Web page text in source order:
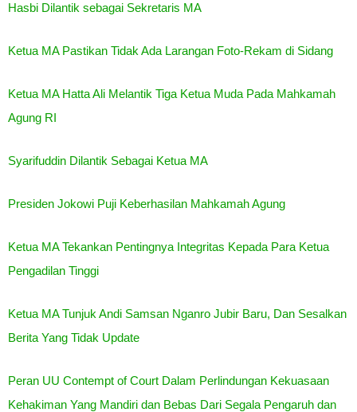
Hasbi Dilantik sebagai Sekretaris MA
Ketua MA Pastikan Tidak Ada Larangan Foto-Rekam di Sidang
Ketua MA Hatta Ali Melantik Tiga Ketua Muda Pada Mahkamah
Agung RI
Syarifuddin Dilantik Sebagai Ketua MA
Presiden Jokowi Puji Keberhasilan Mahkamah Agung
Ketua MA Tekankan Pentingnya Integritas Kepada Para Ketua
Pengadilan Tinggi
Ketua MA Tunjuk Andi Samsan Nganro Jubir Baru, Dan Sesalkan
Berita Yang Tidak Update
Peran UU Contempt of Court Dalam Perlindungan Kekuasaan
Kehakiman Yang Mandiri dan Bebas Dari Segala Pengaruh dan